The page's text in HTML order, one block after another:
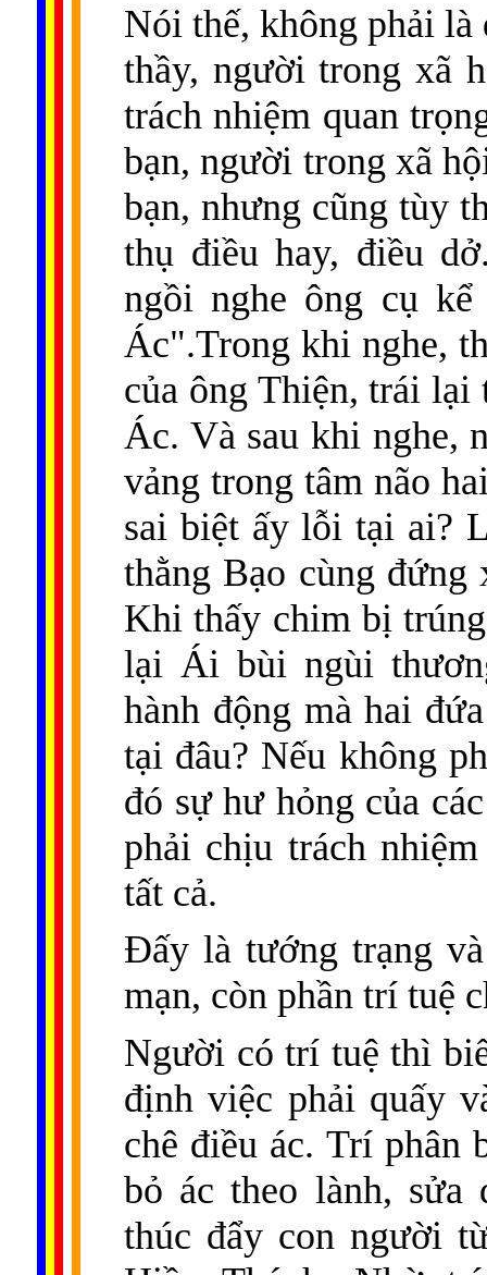
Nói thế, không phải
thầy, người trong xã
trách nhiệm quan
bạn, người trong xã
bạn, nhưng cũng tùy
thụ điều hay, điều
ngồi nghe ông cụ
Ác".Trong khi nghe,
của ông Thiện, trái lại
Ác. Và sau khi nghe,
vảng trong tâm não
sai biệt ấy lỗi tại ai?
thằng Bạo cùng đứng
Khi thấy chim bị
lại Ái bùi ngùi
hành động mà hai
tại đâu? Nếu không
đó sự hư hỏng của
phải chịu trách
tất cả.
Ðấy là tướng trạng
mạn, còn phần trí tuệ
Người có trí tuệ thì
định việc phải quấy
chê điều ác. Trí phân
bỏ ác theo lành, sửa
thúc đẩy con người